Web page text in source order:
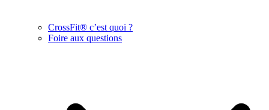
CrossFit® c’est quoi ?
Foire aux questions